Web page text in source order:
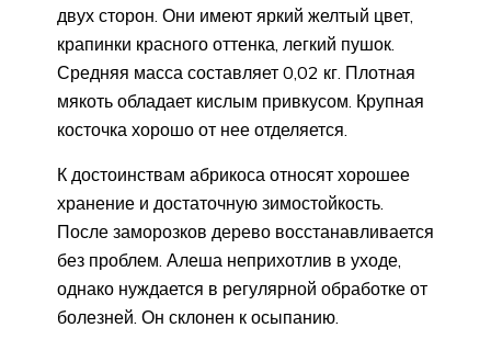
двух сторон. Они имеют яркий желтый цвет,
крапинки красного оттенка, легкий пушок.
Средняя масса составляет 0,02 кг. Плотная
мякоть обладает кислым привкусом. Крупная
косточка хорошо от нее отделяется.
К достоинствам абрикоса относят хорошее
хранение и достаточную зимостойкость.
После заморозков дерево восстанавливается
без проблем. Алеша неприхотлив в уходе,
однако нуждается в регулярной обработке от
болезней. Он склонен к осыпанию.